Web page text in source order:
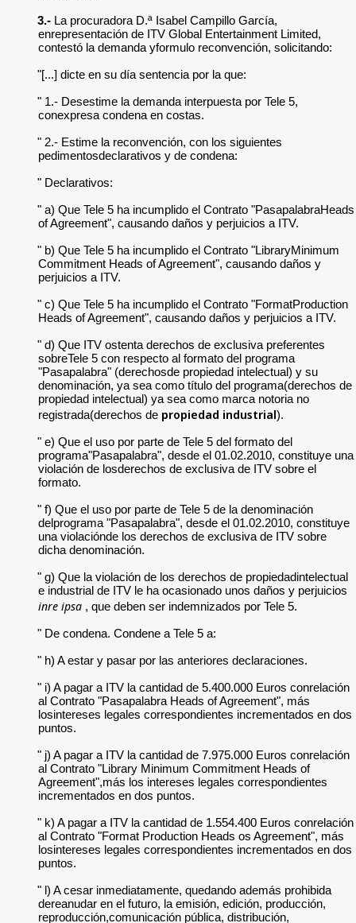
3.- La procuradora D.ª Isabel Campillo García,
enrepresentación de ITV Global Entertainment Limited,
contestó la demanda yformulo reconvención, solicitando:
"[...] dicte en su día sentencia por la que:
" 1.- Desestime la demanda interpuesta por Tele 5,
conexpresa condena en costas.
" 2.- Estime la reconvención, con los siguientes
pedimentosdeclarativos y de condena:
" Declarativos:
" a) Que Tele 5 ha incumplido el Contrato "PasapalabraHeads
of Agreement", causando daños y perjuicios a ITV.
" b) Que Tele 5 ha incumplido el Contrato "LibraryMinimum
Commitment Heads of Agreement", causando daños y
perjuicios a ITV.
" c) Que Tele 5 ha incumplido el Contrato "FormatProduction
Heads of Agreement", causando daños y perjuicios a ITV.
" d) Que ITV ostenta derechos de exclusiva preferentes
sobreTele 5 con respecto al formato del programa
"Pasapalabra" (derechosde propiedad intelectual) y su
denominación, ya sea como título del programa(derechos de
propiedad intelectual) ya sea como marca notoria no
registrada(derechos de propiedad industrial).
" e) Que el uso por parte de Tele 5 del formato del
programa"Pasapalabra", desde el 01.02.2010, constituye una
violación de losderechos de exclusiva de ITV sobre el
formato.
" f) Que el uso por parte de Tele 5 de la denominación
delprograma "Pasapalabra", desde el 01.02.2010, constituye
una violaciónde los derechos de exclusiva de ITV sobre
dicha denominación.
" g) Que la violación de los derechos de propiedadintelectual
e industrial de ITV le ha ocasionado unos daños y perjuicios
inre ipsa , que deben ser indemnizados por Tele 5.
" De condena. Condene a Tele 5 a:
" h) A estar y pasar por las anteriores declaraciones.
" i) A pagar a ITV la cantidad de 5.400.000 Euros conrelación
al Contrato "Pasapalabra Heads of Agreement", más
losintereses legales correspondientes incrementados en dos
puntos.
" j) A pagar a ITV la cantidad de 7.975.000 Euros conrelación
al Contrato "Library Minimum Commitment Heads of
Agreement",más los intereses legales correspondientes
incrementados en dos puntos.
" k) A pagar a ITV la cantidad de 1.554.400 Euros conrelación
al Contrato "Format Production Heads os Agreement", más
losintereses legales correspondientes incrementados en dos
puntos.
" l) A cesar inmediatamente, quedando además prohibida
dereanudar en el futuro, la emisión, edición, producción,
reproducción,comunicación pública, distribución,